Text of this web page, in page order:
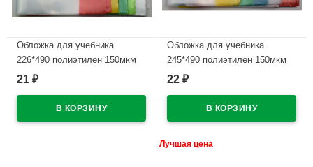
Обложка для учебника
226*490 полиэтилен 150мкм
универсальная М арт У 226
21 ₽
Обложка для учебника
245*490 полиэтилен 150мкм
универсальная М арт У 245
22 ₽
Лучшая цена